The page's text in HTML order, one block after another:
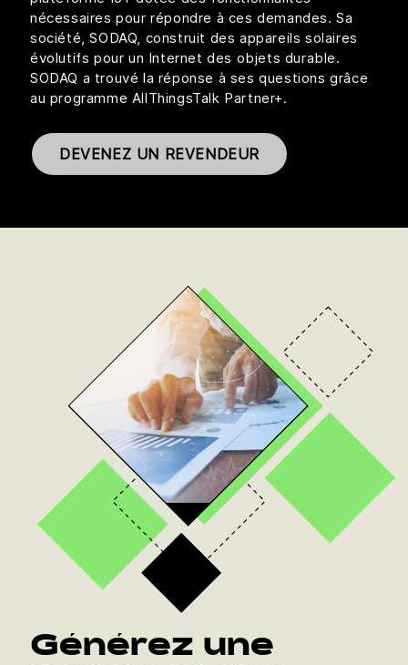
nécessaires pour répondre à ces demandes. Sa
société, SODAQ, construit des appareils solaires
évolutifs pour un Internet des objets durable.
SODAQ a trouvé la réponse à ses questions grâce
au programme AllThingsTalk Partner+.
DEVENEZ UN REVENDEUR
Générez une